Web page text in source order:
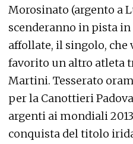
Morosinato (argento a
scenderanno in pista
affollate, il singolo, che
favorito un altro atleta
Martini. Tesserato
per la Canottieri
argenti ai mondiali
conquista del titolo